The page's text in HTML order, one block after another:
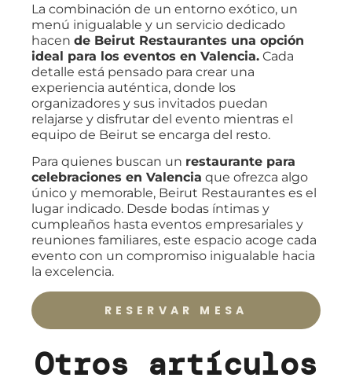
La combinación de un entorno exótico, un
menú inigualable y un servicio dedicado
hacen de Beirut Restaurantes una opción
ideal para los eventos en Valencia. Cada
detalle está pensado para crear una
experiencia auténtica, donde los
organizadores y sus invitados puedan
relajarse y disfrutar del evento mientras el
equipo de Beirut se encarga del resto.
Para quienes buscan un restaurante para
celebraciones en Valencia que ofrezca algo
único y memorable, Beirut Restaurantes es el
lugar indicado. Desde bodas íntimas y
cumpleaños hasta eventos empresariales y
reuniones familiares, este espacio acoge cada
evento con un compromiso inigualable hacia
la excelencia.
RESERVAR MESA
Otros artículos